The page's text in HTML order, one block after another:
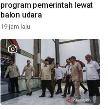
program pemerintah lewat
balon udara
19 jam lalu